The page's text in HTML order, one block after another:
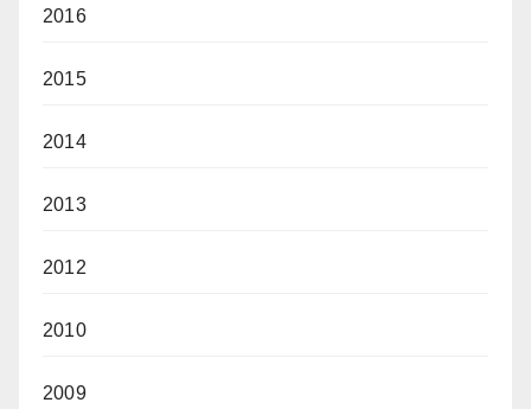
2016
2015
2014
2013
2012
2010
2009